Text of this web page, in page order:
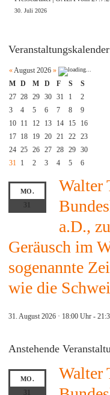
30. Juli 2026
Veranstaltungskalender
«August 2026 »
M D M D F S
S
27 28 29 30 31 1
2
3
4 5 6 7 8
9
10 11 12 13 14 15
16
17 18 19 20 21 22 23
24 25 26 27 28 29 30
31 1 2 3 4 5 6
MO.
Walter
a.D.,
Geräusch im
sogenannte
wie die
31. August 2026 · 18:00 Uhr -
Anstehende
MO.
Walter